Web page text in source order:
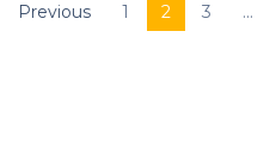
Previous 1 2 3 ...